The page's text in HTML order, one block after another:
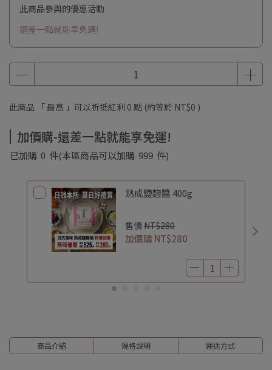
此商品參與的優惠活動
還差一點就能享免運!
此商品 「 最高 」可以折抵紅利 0 點 (約等於 NT$0 )
加價購-還差一點就能享免運!
已加購 0 件(本區商品可以加購 999 件)
熟成鹽麴醬 400g
售價 NT$280
加價購 NT$280
商品介紹 規格說明 運送方式